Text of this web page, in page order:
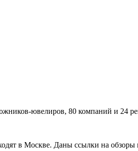
ювелиров, 80 компаний и 24
в Москве. Даны ссылки на